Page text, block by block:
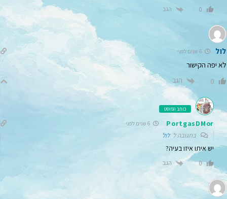
0 הגב
לול 6 שנים לפני
לא יפה הקישור
0 הגב
כותב הפוסט
PortgasDMor
בתגובה ללול
יש איתו איזו בעיה?
0 הגב